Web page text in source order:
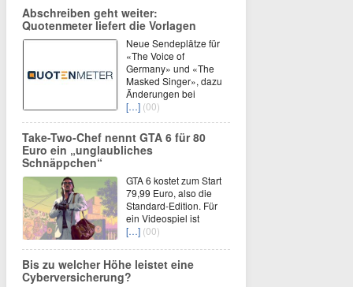
Abschreiben geht weiter:
Quotenmeter liefert die Vorlagen
Neue Sendeplätze für
«The Voice of
Germany» und «The
Masked Singer», dazu
Änderungen bei
[…] (00)
Take-Two-Chef nennt GTA 6 für 80
Euro ein „unglaubliches
Schnäppchen“
GTA 6 kostet zum Start
79,99 Euro, also die
Standard-Edition. Für
ein Videospiel ist
[…] (00)
Bis zu welcher Höhe leistet eine
Cyberversicherung?